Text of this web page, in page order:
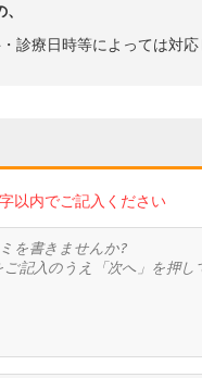
診療日時等によっては対
以内でご記入ください